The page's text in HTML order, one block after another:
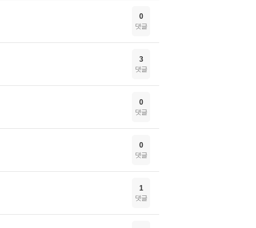
0
댓글
3
댓글
0
댓글
0
댓글
1
댓글